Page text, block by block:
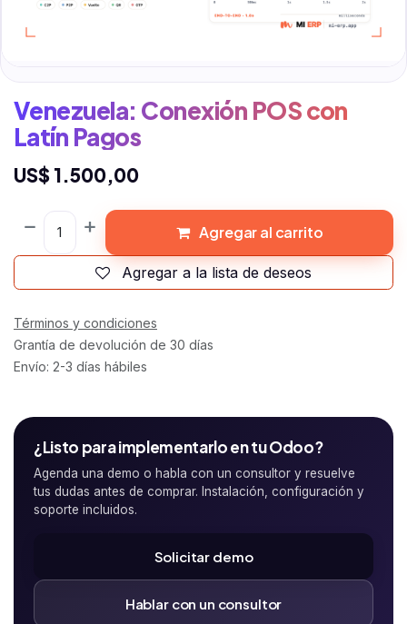
Venezuela: Conexión POS con
Latín Pagos
US$1.500,00
Agregar al carrito
Agregar a la lista de deseos
Términos y condiciones
Grantía de devolución de 30 días
Envío: 2-3 días hábiles
¿Listo para implementarlo en tu Odoo?
Agenda una demo o habla con un consultor y resuelve
tus dudas antes de comprar. Instalación, configuración y
soporte incluidos.
Solicitar demo
Hablar con un consultor